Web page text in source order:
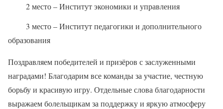
2 место – Институт экономики и управления
3 место – Институт педагогики и дополнительного
образования
Поздравляем победителей и призёров с заслуженными
наградами! Благодарим все команды за участие, честную
борьбу и красивую игру. Отдельные слова благодарности
выражаем болельщикам за поддержку и яркую атмосферу